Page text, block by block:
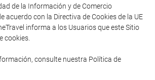
de la Información y de Comercio
acuerdo con la Directiva de Cookies de la UE
informa a los Usuarios que este Sitio
cookies.
consulte nuestra Política de